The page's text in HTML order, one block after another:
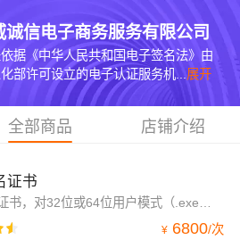
诚信电子商务服务有限公司
据《中华人民共和国电子签名法》由
部许可设立的电子认证服务机... 展开
全部商品 店铺介绍
证书
¥ 6800/次